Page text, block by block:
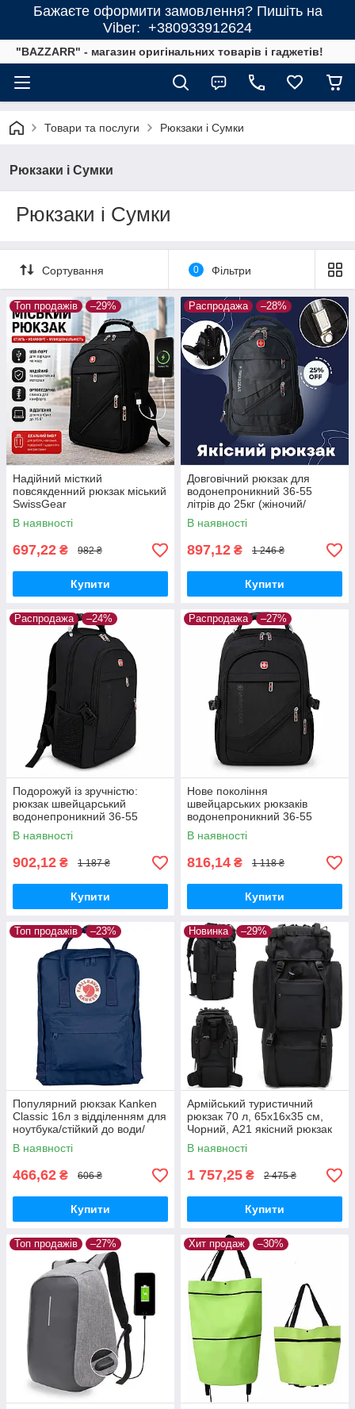
Бажаєте оформити замовлення? Пишіть на
Viber: +380933912624
"BAZZARR" - магазин оригінальних товарів і гаджетів!
Товари та послуги Рюкзаки і Сумки
Рюкзаки і Сумки
Рюкзаки і Сумки
Сортування 0 Фільтри
Топ продажів –29%
Надійний місткий
повсякденний рюкзак міський
SwissGear
В наявності
697,22 ₴ 982 ₴
Купити
Распродажа –28%
Довговічний рюкзак для
водонепроникний 36-55
літрів до 25кг (жіночий/
чоловічий)
В наявності
897,12 ₴ 1 246 ₴
Купити
Распродажа –24%
Подорожуй із зручністю:
рюкзак швейцарський
водонепроникний 36-55
літрів до 25кг (жіночий/
чоловічий)
В наявності
902,12 ₴ 1 187 ₴
Купити
Распродажа –27%
Нове покоління
швейцарських рюкзаків
водонепроникний 36-55
літрів до 25кг (жіночий/
чоловічий)
В наявності
816,14 ₴ 1 118 ₴
Купити
Топ продажів –23%
Популярний рюкзак Kanken
Classic 16л з відділенням для
ноутбука/стійкий до води/
бруду Синій
В наявності
466,62 ₴ 606 ₴
Купити
Новинка –29%
Армійський туристичний
рюкзак 70 л, 65х16х35 см,
Чорний, A21 якісний рюкзак
для військових
В наявності
1 757,25 ₴ 2 475 ₴
Купити
Топ продажів –27% Хит продаж –30%